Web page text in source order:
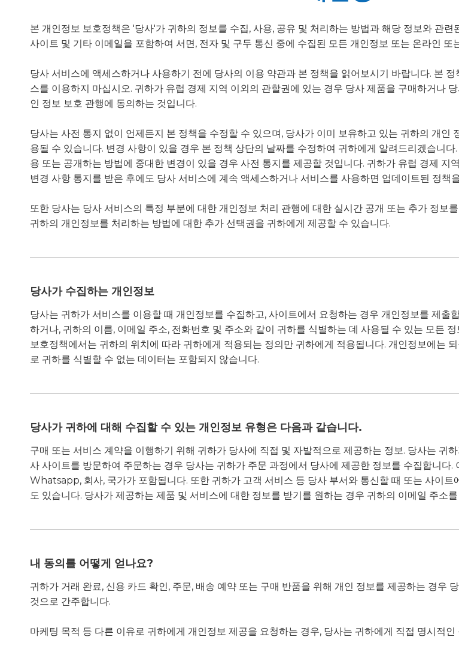
본 개인정보 보호정책은 '당사'가 귀하의 정보를 수집, 사용, 공유 및 처리하는 방법과 해당 정보와 관
사이트 및 기타 이메일을 포함하여 서면, 전자 및 구두 통신 중에 수집된 모든 개인정보 또는 온라인
당사 서비스에 액세스하거나 사용하기 전에 당사의 이용 약관과 본 정책을 읽어보시기 바랍니다. 본
스를 이용하지 마십시오. 귀하가 유럽 경제 지역 이외의 관할권에 있는 경우 당사 제품을 구매하거나
인 정보 보호 관행에 동의하는 것입니다.
당사는 사전 통지 없이 언제든지 본 정책을 수정할 수 있으며, 당사가 이미 보유하고 있는 귀하의 개
용될 수 있습니다. 변경 사항이 있을 경우 본 정책 상단의 날짜를 수정하여 귀하에게 알려드리겠습니
용 또는 공개하는 방법에 중대한 변경이 있을 경우 사전 통지를 제공할 것입니다. 귀하가 유럽 경제
변경 사항 통지를 받은 후에도 당사 서비스에 계속 액세스하거나 서비스를 사용하면 업데이트된 정책
또한 당사는 당사 서비스의 특정 부분에 대한 개인정보 처리 관행에 대한 실시간 공개 또는 추가 정보
귀하의 개인정보를 처리하는 방법에 대한 추가 선택권을 귀하에게 제공할 수 있습니다.
당사가 수집하는 개인정보
당사는 귀하가 서비스를 이용할 때 개인정보를 수집하고, 사이트에서 요청하는 경우 개인정보를 제
하거나, 귀하의 이름, 이메일 주소, 전화번호 및 주소와 같이 귀하를 식별하는 데 사용될 수 있는 모든
보호정책에서는 귀하의 위치에 따라 귀하에게 적용되는 정의만 귀하에게 적용됩니다. 개인정보에는
로 귀하를 식별할 수 없는 데이터는 포함되지 않습니다.
당사가 귀하에 대해 수집할 수 있는 개인정보 유형은 다음과 같습니다.
구매 또는 서비스 계약을 이행하기 위해 귀하가 당사에 직접 및 자발적으로 제공하는 정보. 당사는 귀
사 사이트를 방문하여 주문하는 경우 당사는 귀하가 주문 과정에서 당사에 제공한 정보를 수집합니다
Whatsapp, 회사, 국가가 포함됩니다. 또한 귀하가 고객 서비스 등 당사 부서와 통신할 때 또는 사이
도 있습니다. 당사가 제공하는 제품 및 서비스에 대한 정보를 받기를 원하는 경우 귀하의 이메일 주소
내 동의를 어떻게 얻나요?
귀하가 거래 완료, 신용 카드 확인, 주문, 배송 예약 또는 구매 반품을 위해 개인 정보를 제공하는 경우
것으로 간주합니다.
마케팅 목적 등 다른 이유로 귀하에게 개인정보 제공을 요청하는 경우, 당사는 귀하에게 직접 명시적